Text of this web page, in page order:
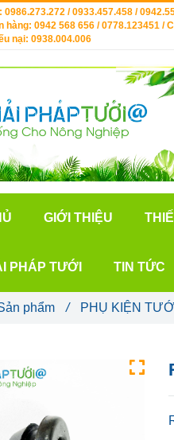
phẩm / PHỤ KIỆN TƯỚI
0986.273.272 / 0933.457.458 /
hàng: 0942 568 656 / 0778.123451 /
nại: 0938.004.006
GIỚI THIỆU
PHÁP TƯỚI TIN TỨC